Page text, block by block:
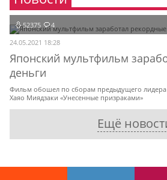
52375 4
24.05.2021 18:28
Японский мультфильм
деньги
Фильм обошел по сборам предыдущего
Хаяо Миядзаки «Унесенные призраками»
Ещё